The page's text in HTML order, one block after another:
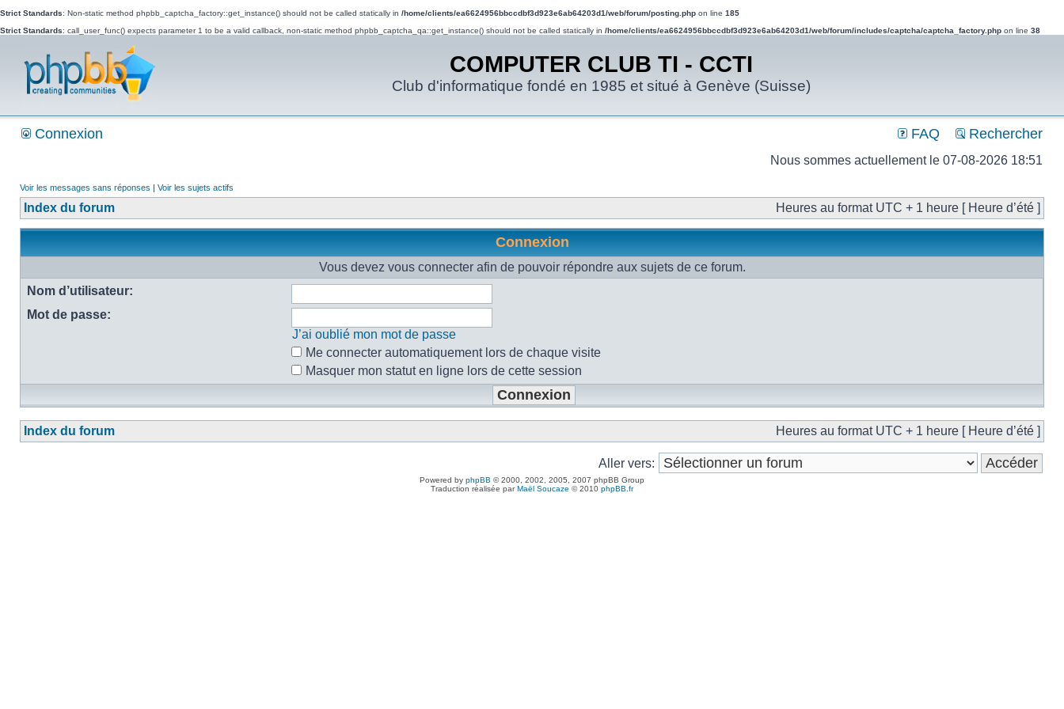
Strict Standards: Non-static method phpbb_captcha_factory::get_instance() should not be called statically in /home/clients/ea6624956bbccdbf3d923e6ab64203d1/web/forum/posting.php on line 185
Strict Standards: call_user_func() expects parameter 1 to be a valid callback, non-static method phpbb_captcha_qa::get_instance() should not be called statically in /home/clients/ea6624956bbccdbf3d923e6ab64203d1/web/forum/includes/captcha/captcha_factory.php on line 38
COMPUTER CLUB TI - CCTI
Club d'informatique fondé en 1985 et situé à Genève (Suisse)
Connexion FAQ Rechercher
Nous sommes actuellement le 07-08-2026 18:51
Voir les messages sans réponses | Voir les sujets actifs
Index du forum Heures au format UTC + 1 heure [ Heure d’été ]
Connexion
Vous devez vous connecter afin de pouvoir répondre aux sujets de ce forum.
Nom d’utilisateur:
Mot de passe:
J’ai oublié mon mot de passe
Me connecter automatiquement lors de chaque visite
Masquer mon statut en ligne lors de cette session
Index du forum Heures au format UTC + 1 heure [ Heure d’été ]
Aller vers:
Powered by phpBB © 2000, 2002, 2005, 2007 phpBB Group
Traduction réalisée parMaël Soucaze © 2010 phpBB.fr